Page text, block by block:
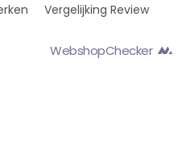
Vergelijking Review
WebshopChecker